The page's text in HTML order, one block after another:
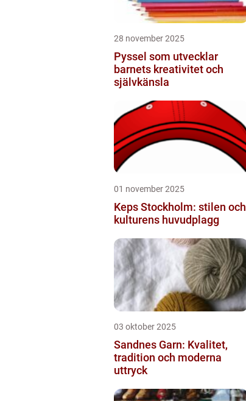
28 november 2025
Pyssel som utvecklar
barnets kreativitet och
självkänsla
01 november 2025
Keps Stockholm: stilen och
kulturens huvudplagg
03 oktober 2025
Sandnes Garn: Kvalitet,
tradition och moderna
uttryck